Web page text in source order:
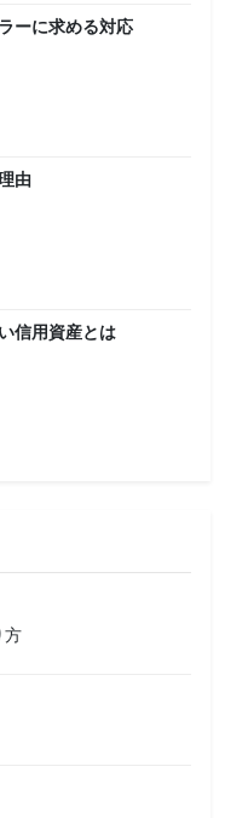
ーに求める対応
由
信用資産とは
方